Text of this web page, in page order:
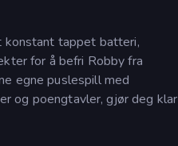
konstant tappet batteri,
for å befri Robby fra
egne puslespill med
og poengtavler, gjør deg klar